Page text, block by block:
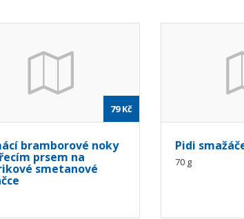
79 Kč
bramborové noky
prsem na
smetanové
Pidi
70 g